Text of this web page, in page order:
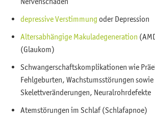
depressive Verstimmung oder Depression
Altersabhängige Makuladegeneration
(Glaukom)
Schwangerschaftskomplikationen wie
Fehlgeburten, Wachstumsstörungen
Skelettveränderungen, Neuralrohrdefekte
Atemstörungen im Schlaf (Schlafapnoe)